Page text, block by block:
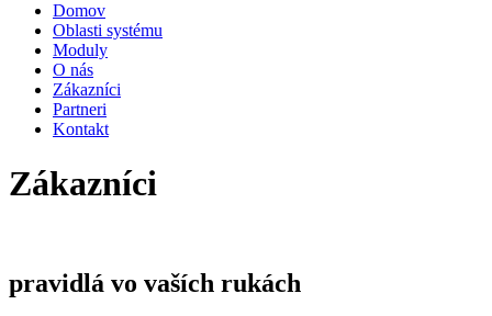
Domov
Oblasti systému
Moduly
O nás
Zákazníci
Partneri
Kontakt
Zákazníci
pravidlá vo vaších rukách